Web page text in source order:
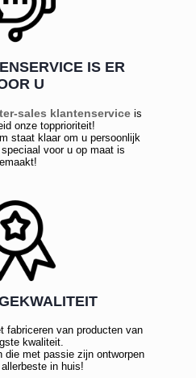
IS ER
U
sales klantenserviceis
onze topprioriteit!
staat klaar om u persoonlijk
voor u op maat is
fabriceren van producten van
kwaliteit.
die met passie zijn ontworpen
in huis!